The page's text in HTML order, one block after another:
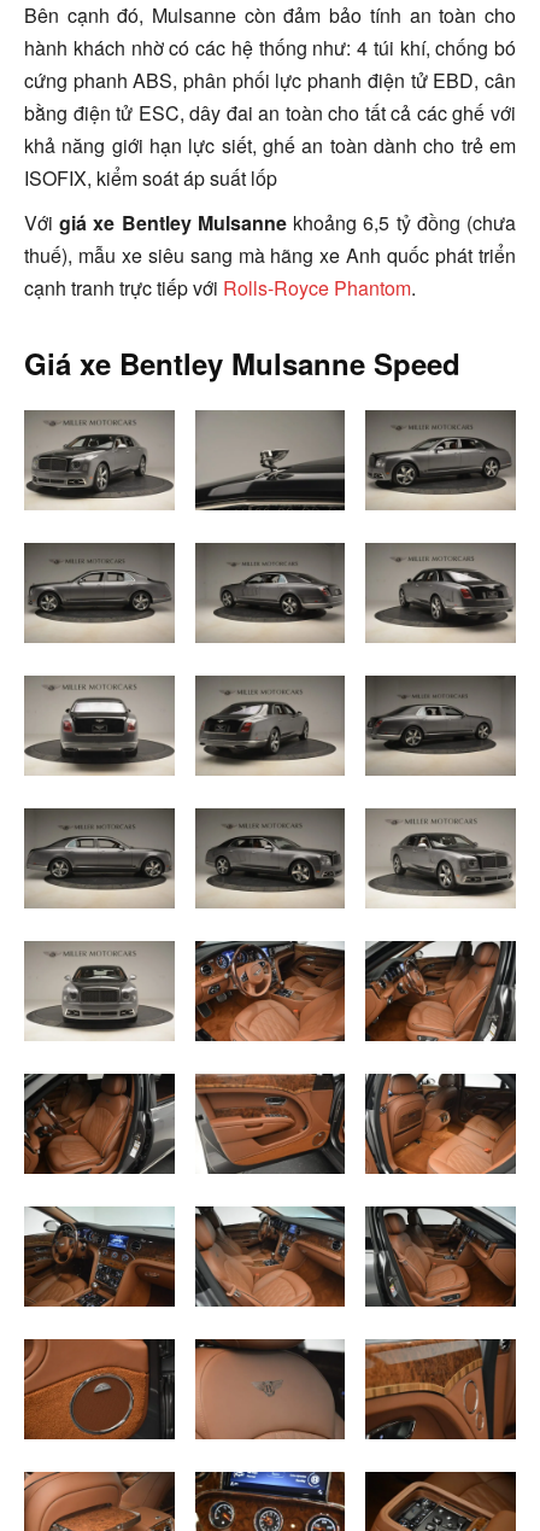
Bên cạnh đó, Mulsanne còn đảm bảo tính an toàn cho
hành khách nhờ có các hệ thống như: 4 túi khí, chống bó
cứng phanh ABS, phân phối lực phanh điện tử EBD, cân
bằng điện tử ESC, dây đai an toàn cho tất cả các ghế với
khả năng giới hạn lực siết, ghế an toàn dành cho trẻ em
ISOFIX, kiểm soát áp suất lốp
Vớigiá xe Bentley Mulsannekhoảng 6,5 tỷ đồng (chưa
thuế), mẫu xe siêu sang mà hãng xe Anh quốc phát triển
cạnh tranh trực tiếp với Rolls-Royce Phantom.
Giá xe Bentley Mulsanne Speed